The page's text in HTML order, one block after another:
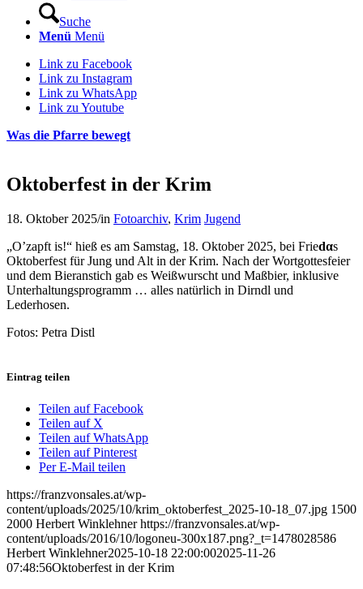
Suche
Menü Menü
Link zu Facebook
Link zu Instagram
Link zu WhatsApp
Link zu Youtube
Was die Pfarre bewegt
Oktoberfest in der Krim
18. Oktober 2025/in Fotoarchiv, Krim Jugend
„O’zapft is!“ hieß es am Samstag, 18. Oktober 2025, bei Friedαs
Oktoberfest für Jung und Alt in der Krim. Nach der Wortgottesfeier
und dem Bieranstich gab es Weißwurscht und Maßbier, inklusive
Unterhaltungsprogramm … alles natürlich in Dirndl und
Lederhosen.
Fotos: Petra Distl
Eintrag teilen
Teilen auf Facebook
Teilen auf X
Teilen auf WhatsApp
Teilen auf Pinterest
Per E-Mail teilen
https://franzvonsales.at/wp-
content/uploads/2025/10/krim_oktoberfest_2025-10-18_07.jpg 1500
2000 Herbert Winklehner https://franzvonsales.at/wp-
content/uploads/2016/10/logoneu-300x187.png?_t=1478028586
Herbert Winklehner2025-10-18 22:00:002025-11-26
07:48:56Oktoberfest in der Krim